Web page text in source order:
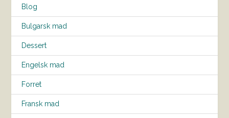
Blog
Bulgarsk mad
Dessert
Engelsk mad
Forret
Fransk mad